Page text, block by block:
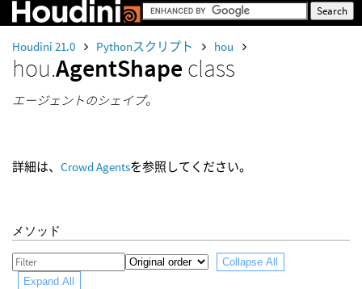
Houdini 21.0 Pythonスクリプト hou
hou.AgentShape class
エージェントのシェイプ。
詳細は、 Crowd Agentsを参照してください。
メソッド
Collapse All
Expand All